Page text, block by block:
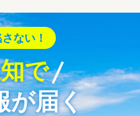
ない！
で
が届く